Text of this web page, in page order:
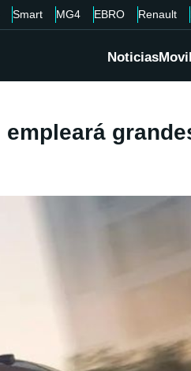
Smart MG4 EBRO Renault
Noticias